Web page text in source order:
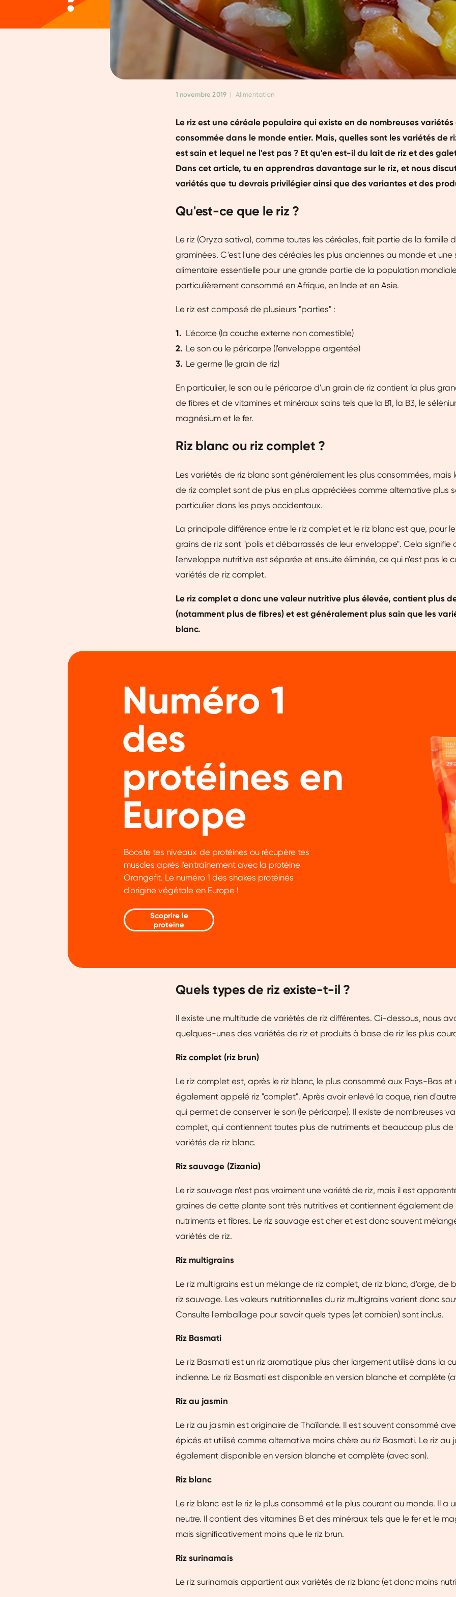
Toestemming
Dankzij cookies kunnen we onze website beter afstemmen op jouw voorkeuren, je relevante
gebruiksgemak vergroten. Daarnaast helpen ze ons om onze website te verbeteren. We
Aanpassen
1 novembre 2019 | Alimentation
Le riz est une céréale populaire qui existe en de nombreuses variétés
consommée dans le monde entier. Mais, quelles sont les variétés de
est sain et lequel ne l'est pas ? Et qu'en est-il du lait de riz et des
Dans cet article, tu en apprendras davantage sur le riz, et nous
variétés que tu devrais privilégier ainsi que des variantes et des
Qu'est-ce que le riz ?
Le riz (Oryza sativa), comme toutes les céréales, fait partie de la famille
graminées. C'est l'une des céréales les plus anciennes au monde et une
alimentaire essentielle pour une grande partie de la population
particulièrement consommé en Afrique, en Inde et en Asie.
Le riz est composé de plusieurs "parties" :
L'écorce (la couche externe non comestible)
Le son ou le péricarpe (l'enveloppe argentée)
Le germe (le grain de riz)
En particulier, le son ou le péricarpe d'un grain de riz contient la plus
de fibres et de vitamines et minéraux sains tels que la B1, la B3, le
magnésium et le fer.
Riz blanc ou riz complet ?
Les variétés de riz blanc sont généralement les plus consommées, mais
de riz complet sont de plus en plus appréciées comme alternative plus
particulier dans les pays occidentaux.
La principale différence entre le riz complet et le riz blanc est que, pour
grains de riz sont "polis et débarrassés de leur enveloppe". Cela signifie
l'enveloppe nutritive est séparée et ensuite éliminée, ce qui n'est pas le
variétés de riz complet.
Le riz complet a donc une valeur nutritive plus élevée, contient plus
(notamment plus de fibres) et est généralement plus sain que les
blanc.
Numéro 1
des
protéines en
Europe
Booste tes niveaux de protéines ou récupère tes
muscles après l'entraînement avec la protéine
Orangefit. Le numéro 1 des shakes protéinés
d'origine végétale en Europe !
Scoprire le
proteine
Quels types de riz existe-t-il ?
Il existe une multitude de variétés de riz différentes. Ci-dessous, nous
quelques-unes des variétés de riz et produits à base de riz les plus
Riz complet (riz brun)
Le riz complet est, après le riz blanc, le plus consommé aux Pays-Bas et
également appelé riz "complet". Après avoir enlevé la coque, rien
qui permet de conserver le son (le péricarpe). Il existe de nombreuses
complet, qui contiennent toutes plus de nutriments et beaucoup plus de
variétés de riz blanc.
Riz sauvage (Zizania)
Le riz sauvage n'est pas vraiment une variété de riz, mais il est
graines de cette plante sont très nutritives et contiennent également de
nutriments et fibres. Le riz sauvage est cher et est donc souvent
variétés de riz.
Riz multigrains
Le riz multigrains est un mélange de riz complet, de riz blanc, d'orge, de
riz sauvage. Les valeurs nutritionnelles du riz multigrains varient donc
Consulte l'emballage pour savoir quels types (et combien) sont inclus.
Riz Basmati
Le riz Basmati est un riz aromatique plus cher largement utilisé dans la
indienne. Le riz Basmati est disponible en version blanche et complète
Riz au jasmin
Le riz au jasmin est originaire de Thaïlande. Il est souvent consommé
épicés et utilisé comme alternative moins chère au riz Basmati. Le riz au
également disponible en version blanche et complète (avec son).
Riz blanc
Le riz blanc est le riz le plus consommé et le plus courant au monde. Il a
neutre. Il contient des vitamines B et des minéraux tels que le fer et le
mais significativement moins que le riz brun.
Riz surinamais
Le riz surinamais appartient aux variétés de riz blanc (et donc moins